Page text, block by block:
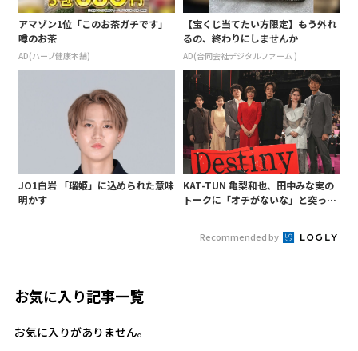
アマゾン1位「このお茶ガチです」
噂のお茶
AD(ハーブ健康本舗)
【宝くじ当てたい方限定】もう外れ
るの、終わりにしませんか
AD(合同会社デジタルファーム )
JO1白岩 「瑠姫」に込められた意味
明かす
KAT-TUN 亀梨和也、田中みな実の
トークに「オチがないな」と突っ込
Recommended by
お気に入り記事一覧
お気に入りがありません。